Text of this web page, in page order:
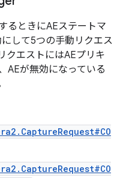
るときにAEステートマ
して5つの手動リクエス
クエストにはAEプリキ
AEが無効になっている